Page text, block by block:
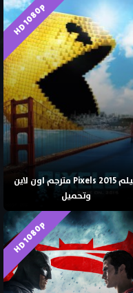
HD 1080p
فيلم Pixels 2015 مترجم اون لاين
وتحميل
HD 1080p